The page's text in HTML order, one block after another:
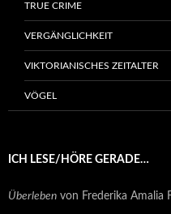
TRUE CRIME
VERGÄNGLICHKEIT
VIKTORIANISCHES ZEITALTER
VÖGEL
ICH LESE/HÖRE GERADE…
Überleben von Frederika Amalia